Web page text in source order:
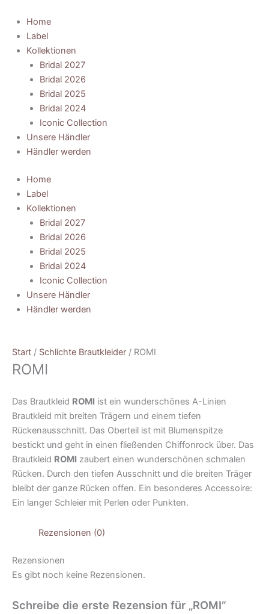
Inhalt
springen
Home
Label
Kollektionen
Bridal 2027
Bridal 2026
Bridal 2025
Bridal 2024
Iconic Collection
Unsere Händler
Händler werden
Home
Label
Kollektionen
Bridal 2027
Bridal 2026
Bridal 2025
Bridal 2024
Iconic Collection
Unsere Händler
Händler werden
Start / Schlichte Brautkleider / ROMI
ROMI
Das Brautkleid ROMI ist ein wunderschönes A-Linien
Brautkleid mit breiten Trägern und einem tiefen
Rückenausschnitt. Das Oberteil ist mit Blumenspitze
bestickt und geht in einen fließenden Chiffonrock über. Das
Brautkleid ROMI zaubert einen wunderschönen schmalen
Rücken. Durch den tiefen Ausschnitt und die breiten Träger
bleibt der ganze Rücken offen. Ein besonderes Accessoire:
Ein langer Schleier mit Perlen oder Punkten.
Rezensionen (0)
Rezensionen
Es gibt noch keine Rezensionen.
Schreibe die erste Rezension für „ROMI“